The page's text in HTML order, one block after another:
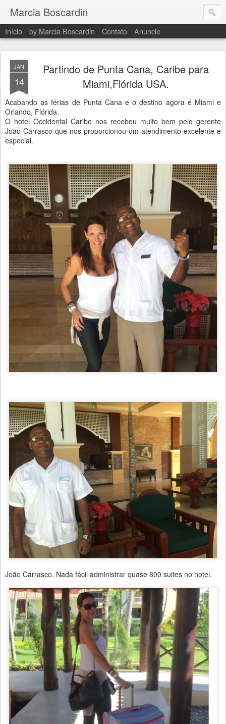
Marcia Boscardin
Início by Marcia Boscardin Contato Anuncie
JAN
14
Partindo de Punta Cana, Caribe para
Miami,Flórida USA.
Acabando as férias de Punta Cana e o destino agora é Miami e
Orlando, Flórida.
O hotel Occidental Caribe nos recebeu muito bem pelo gerente
João Carrasco que nos proporcionou um atendimento excelente e
especial.
João Carrasco. Nada fácil administrar quase 800 suites no hotel.